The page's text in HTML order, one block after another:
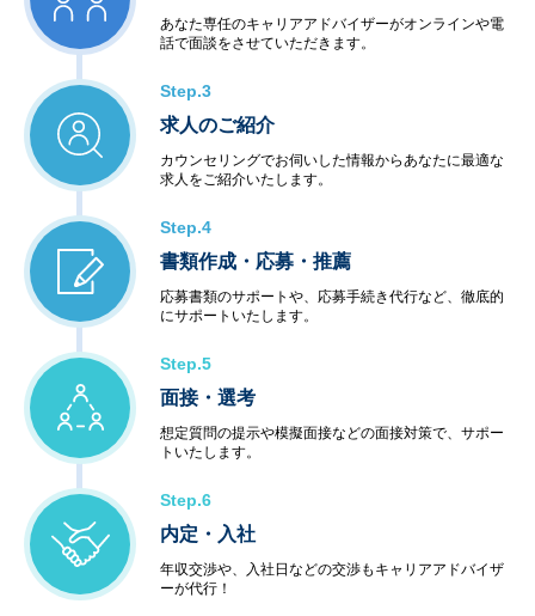
あなた専任のキャリアアドバイザーがオンラインや電
話で面談をさせていただきます。
Step.3
求人のご紹介
カウンセリングでお伺いした情報からあなたに最適な
求人をご紹介いたします。
Step.4
書類作成・応募・推薦
応募書類のサポートや、応募手続き代行など、徹底的
にサポートいたします。
Step.5
面接・選考
想定質問の提示や模擬面接などの面接対策で、サポー
トいたします。
Step.6
内定・入社
年収交渉や、入社日などの交渉もキャリアアドバイザ
ーが代行！